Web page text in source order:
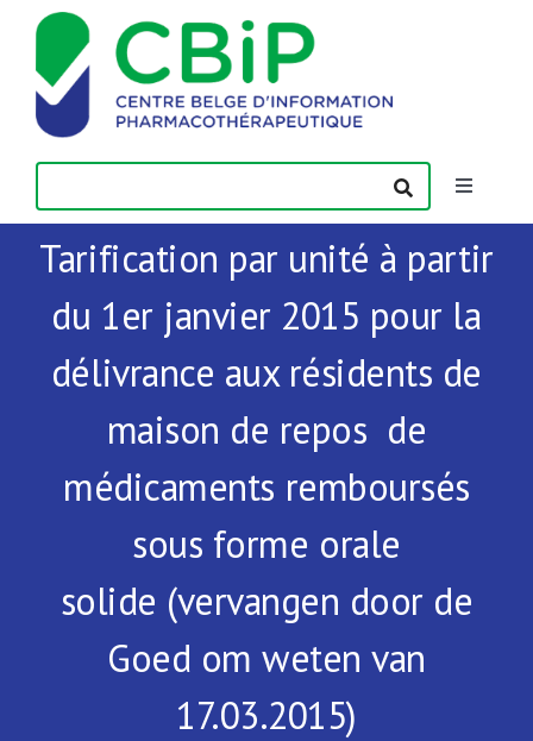
Passer
contenu
Toggle
Actualités
Publications
Contact
À propos de nous
Tarification par unité à partir
du 1er janvier 2015 pour la
délivrance aux résidents de
maison de repos de
médicaments remboursés
sous forme orale
solide (vervangen door de
Goed om weten van
17.03.2015)